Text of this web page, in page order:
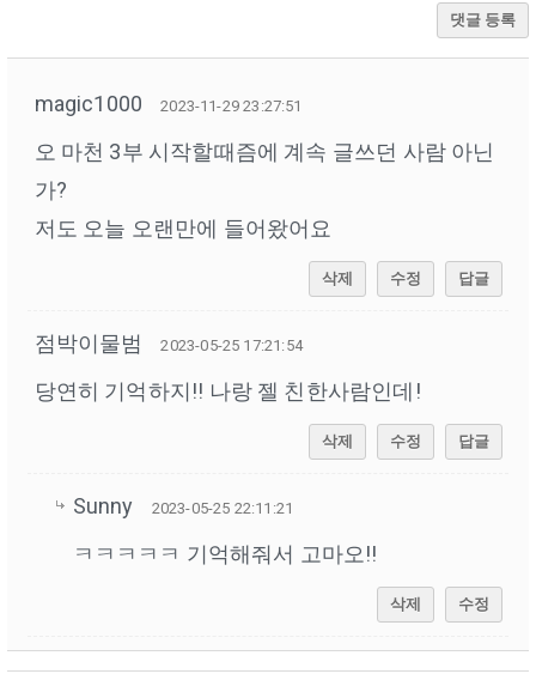
댓글 등록
magic1000 2023-11-29 23:27:51
오 마천 3부 시작할때즘에 계속 글쓰던 사람 아닌
가?
저도 오늘 오랜만에 들어왔어요
삭제 수정 답글
점박이물범 2023-05-25 17:21:54
당연히 기억하지!! 나랑 젤 친한사람인데!
삭제 수정 답글
Sunny 2023-05-25 22:11:21
ㅋㅋㅋㅋㅋ 기억해줘서 고마오!!
삭제 수정